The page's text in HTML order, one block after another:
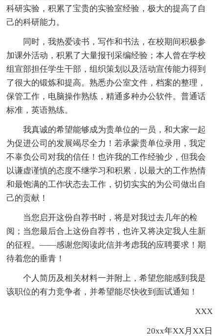
科研实验，积累了宝贵的实验室经验，极大的提高了自
己的科研能力。
同时，我热爱读书，写作和书法，在校期间积极参
加课外活动，积累了大量报刊采编经验；本人曾在学校
组宣部担任学生干部，组织策划以及活动宣传能力得到
了很大的锻炼和提高。熟悉办公室文件，档案的整理，
保管工作，电脑操作熟练，精通多种办公软件。普通话
标准，英语熟练。
我真诚的希望能够成为贵单位的一员，和大家一起
为促进公司的发展竭尽全力！若承蒙贵单位录用，我定
不辜负公司对我的信任！也许我的工作经验少，但我会
以谦虚谨慎的态度不继学习和积累，以最大的工作热情
和最饱满的工作状态去工作，切切实实的为公司做出自
己的贡献！
当您启开这份自荐书时，将是对我过去几年的检
阅；当您最后合上这份自荐书，也许又将决定我人生新
的征程。——感谢您阅读此信并考虑我的应聘要求！期
待着您的垂青！
个人简历及相关材料一并附上，希望您能感到我是
该职位的有力竞争者，并希望能尽快收到面试通知！
XXX
20xx年XX月XX日